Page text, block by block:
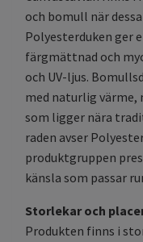
och bomull när
Polyesterduken ger
färgmättnad och
och UV-ljus.
med naturlig värme,
som ligger nära
raden avser
produktgruppen
känsla som passar
Storlekar och
Produkten finns i